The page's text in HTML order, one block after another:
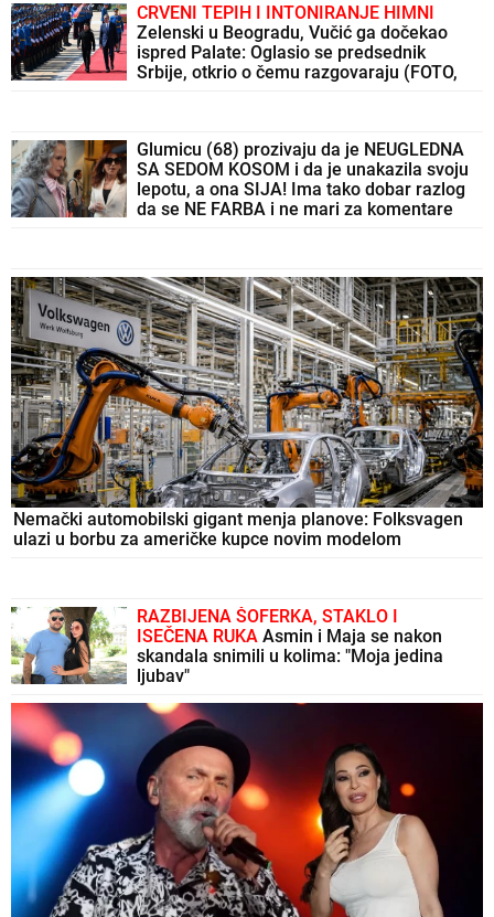
CRVENI TEPIH I INTONIRANJE HIMNI
Zelenski u Beogradu, Vučić ga dočekao
ispred Palate: Oglasio se predsednik
Srbije, otkrio o čemu razgovaraju (FOTO,
Glumicu (68) prozivaju da je NEUGLEDNA
SA SEDOM KOSOM i da je unakazila svoju
lepotu, a ona SIJA! Ima tako dobar razlog
da se NE FARBA i ne mari za komentare
Nemački automobilski gigant menja planove: Folksvagen
ulazi u borbu za američke kupce novim modelom
RAZBIJENA ŠOFERKA, STAKLO I
ISEČENA RUKA Asmin i Maja se nakon
skandala snimili u kolima: "Moja jedina
ljubav"